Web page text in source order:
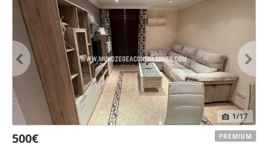
1/17
500€ PREMIUM